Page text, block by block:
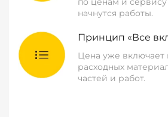
начнутся работы.
Принцип «Все
Цена уже включает
расходных
частей и работ.